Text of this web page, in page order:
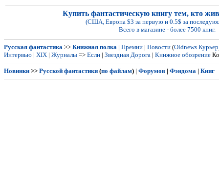
Купить фантастическую книгу тем, кто
(США, Европа $3 за первую и 0.5$ за
Всего в магазине - более 7500 книг.
Русская фантастика >> Книжная полка | Премии | Новости (Oldnews Курьер
Интервью | XIX | Журналы => Если | Звездная Дорога | Книжное обозрение
Новинки >> Русской фантастики (по файлам) | Форумов | Фэндома | Книг